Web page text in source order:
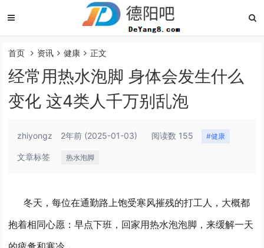
首页 资讯 健康 正文
经常用热水泡脚 身体会发生什么
变化 这4类人千万别乱泡
zhiyongz 2年前 (2025-01-03) 阅读数 155 #健康
文章标签 热水泡脚
冬天，每位在通勤路上饱受寒风摧残的打工人，大概都
抱着相同心愿：早点下班，回家用热水泡泡脚，来缓解一天